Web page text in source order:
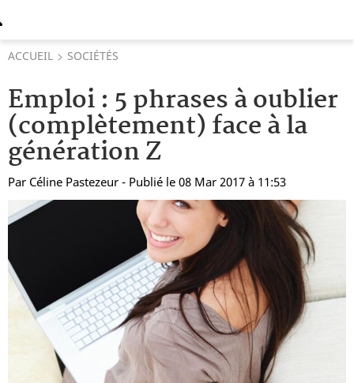
ACCUEIL SOCIÉTÉS
Emploi : 5 phrases à oublier
(complètement) face à la
génération Z
Par Céline Pastezeur - Publié le 08 Mar 2017 à 11:53